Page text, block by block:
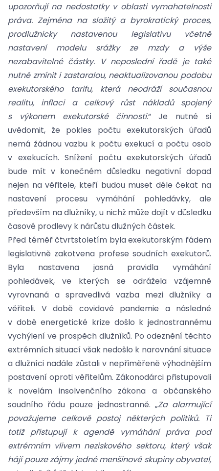
upozorňují na nedostatky v oblasti vymahatelnosti
práva. Zejména na složitý a byrokratický proces,
prodlužnicky nastavenou legislativu včetně
nastavení modelu srážky ze mzdy a výše
nezabavitelné částky. V neposlední řadě je také
nutné zmínit i zastaralou, neaktualizovanou podobu
exekutorského tarifu, která neodráží současnou
realitu, inflaci a celkový růst nákladů spojený
s výkonem exekutorské činnosti.“ Je nutné si
uvědomit, že pokles počtu exekutorských úřadů
nemá žádnou vazbu k počtu exekucí a počtu osob
v exekucích. Snížení počtu exekutorských úřadů
bude mít v konečném důsledku negativní dopad
nejen na věřitele, kteří budou muset déle čekat na
nastavení procesu vymáhání pohledávky, ale
především na dlužníky, u nichž může dojít v důsledku
časové prodlevy k nárůstu dlužných částek.
Před téměř čtvrtstoletím byla exekutorským řádem
legislativně zakotvena profese soudních exekutorů.
Byla nastavena jasná pravidla vymáhání
pohledávek, ve kterých se odrážela vzájemně
vyrovnaná a spravedlivá vazba mezi dlužníky a
věřiteli. V době covidové pandemie a následně
v době energetické krize došlo k jednostrannému
vychýlení ve prospěch dlužníků. Po odeznění těchto
extrémních situací však nedošlo k narovnání situace
a dlužníci nadále zůstali v nepřiměřeně výhodnějším
postavení oproti věřitelům. Zákonodárci přistupovali
k novelám insolvenčního zákona a občanského
soudního řádu pouze jednostranně. „Za alarmující
považujeme celkově postoj některých politiků. Ti
totiž přistupují k agendě vymáhání práva pod
extrémním vlivem neziskového sektoru, který však
hájí pouze zájmy jedné menšinové skupiny obyvatel,